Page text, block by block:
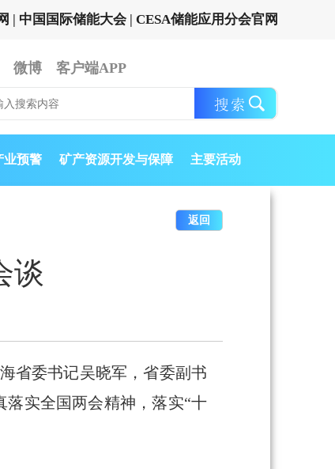
| 中国国际储能大会 | CESA储能应用分会官网
微博 客户端APP
业预警 矿产资源开发与保障 主要活动
返回
谈
省委书记吴晓军，省委副书
实全国两会精神，落实“十